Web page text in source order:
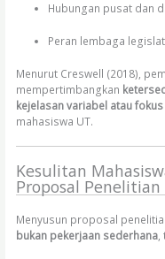
Hubungan pusat dan
Peran lembaga
Menurut Creswell (2018),
mempertimbangkan
kejelasan variabel atau
mahasiswa UT.
Kesulitan
Proposal Penelitian
Menyusun proposal
bukan pekerjaan sederhana